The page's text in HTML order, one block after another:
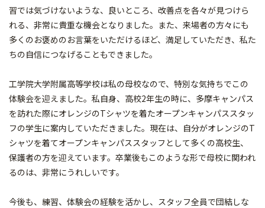
習では気づけないような、良いところ、改善点を各々が見つけら
れる、非常に貴重な機会となりました。また、来場者の方々にも
多くのお褒めのお言葉をいただけるほど、満足していただき、私た
ちの自信につなげることもできました。
工学院大学附属高等学校は私の母校なので、特別な気持ちでこの
体験会を迎えました。私自身、高校2年生の時に、多摩キャンパス
を訪れた際にオレンジのTシャツを着たオープンキャンパススタッ
フの学生に案内していただきました。現在は、自分がオレンジのT
シャツを着てオープンキャンパススタッフとして多くの高校生、
保護者の方を迎えています。卒業後もこのような形で母校に関われ
るのは、非常にうれしいです。
今後も、練習、体験会の経験を活かし、スタッフ全員で団結しな